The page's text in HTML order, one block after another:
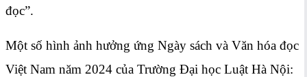
đọc”.
Một số hình ảnh hưởng ứng Ngày sách và Văn hóa đọc
Việt Nam năm 2024 của Trường Đại học Luật Hà Nội: